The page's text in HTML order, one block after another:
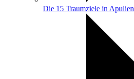
Die 15 Traumziele in Apulien